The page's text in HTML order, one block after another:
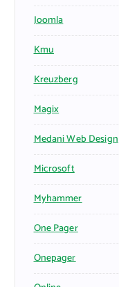
Joomla
Kmu
Kreuzberg
Magix
Medani Web Design
Microsoft
Myhammer
One Pager
Onepager